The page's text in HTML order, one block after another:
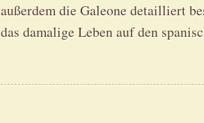
außerdem die Galeone detailliert
das damalige Leben auf den